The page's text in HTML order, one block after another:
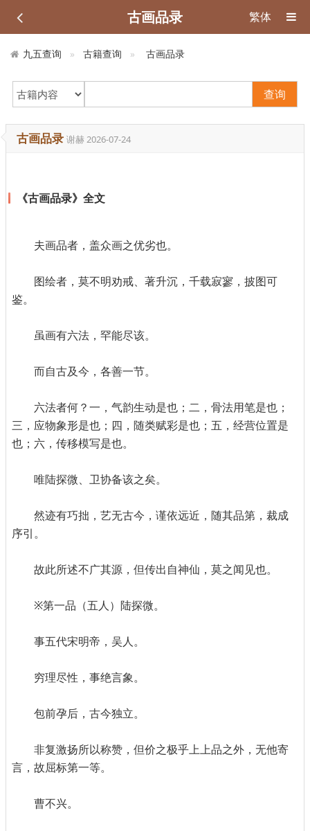
古画品录 繁体
九五查询 古籍查询 古画品录
查询
古画品录 谢赫 2026-07-24
《古画品录》全文
夫画品者，盖众画之优劣也。
图绘者，莫不明劝戒、著升沉，千载寂寥，披图可
鉴。
虽画有六法，罕能尽该。
而自古及今，各善一节。
六法者何？一，气韵生动是也；二，骨法用笔是也；
三，应物象形是也；四，随类赋彩是也；五，经营位置是
也；六，传移模写是也。
唯陆探微、卫协备该之矣。
然迹有巧拙，艺无古今，谨依远近，随其品第，裁成
序引。
故此所述不广其源，但传出自神仙，莫之闻见也。
※第一品（五人）陆探微。
事五代宋明帝，吴人。
穷理尽性，事绝言象。
包前孕后，古今独立。
非复激扬所以称赞，但价之极乎上上品之外，无他寄
言，故屈标第一等。
曹不兴。